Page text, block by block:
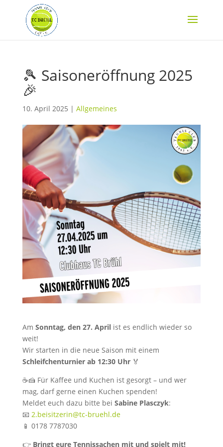
🎾 Saisoneröffnung 2025
🎉
10. April 2025 | Allgemeines
Am Sonntag, den 27. Aprilist es endlich wieder so
weit!
Wir starten in die neue Saison mit einem
Schleifchenturnier ab 12:30 Uhr🏅
☕🍰 Für Kaffee und Kuchen ist gesorgt – und wer
mag, darf gerne einen Kuchen spenden!
Meldet euch dazu bitte bei Sabine Plasczyk:
📧 2.beisitzerin@tc-bruehl.de
📱 0178 7787030
👉 Bringt eure Tennissachen mit und spielt mit!